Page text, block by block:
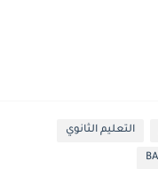
التعليم الثانوي